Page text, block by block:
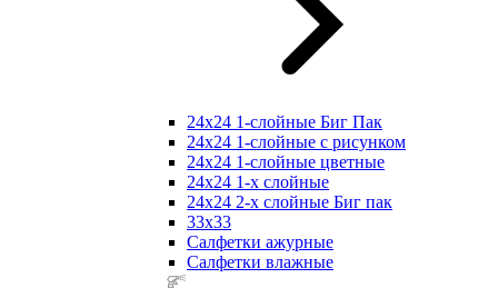
24х24 1-слойные Биг Пак
24х24 1-слойные с рисунком
24х24 1-слойные цветные
24х24 1-х слойные
24х24 2-х слойные Биг пак
33х33
Салфетки ажурные
Салфетки влажные